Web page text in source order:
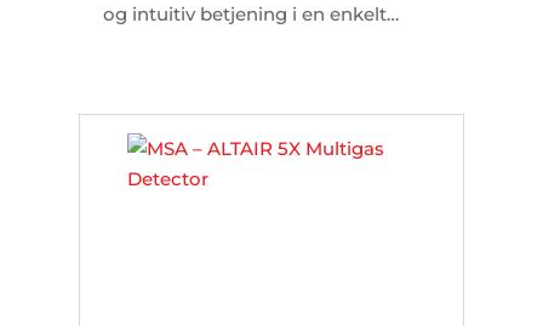
og intuitiv betjening i en enkelt